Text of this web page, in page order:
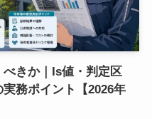
きか｜Is値・判定区
務ポイント【2026年